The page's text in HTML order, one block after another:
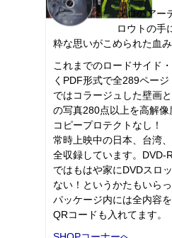
プロのアー
ロウトの手
粋な思いがこめられた血み
これまでのロードサイド
くPDF形式で全289ペー
ではコラージュした壁画
の写真280点以上を高解
コピープロテクトなし！
常時上映中の日本、台湾
全収録しています。DVD-
ではもはや家にDVDスロ
ない！というかたもいら
パッケージ内には全内容
QRコードも入れてます。